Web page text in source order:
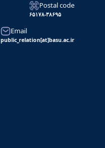
Postal code
۶۵۱۷۸-۳۸۶۹۵
Email
public_relation[at]basu.ac.ir